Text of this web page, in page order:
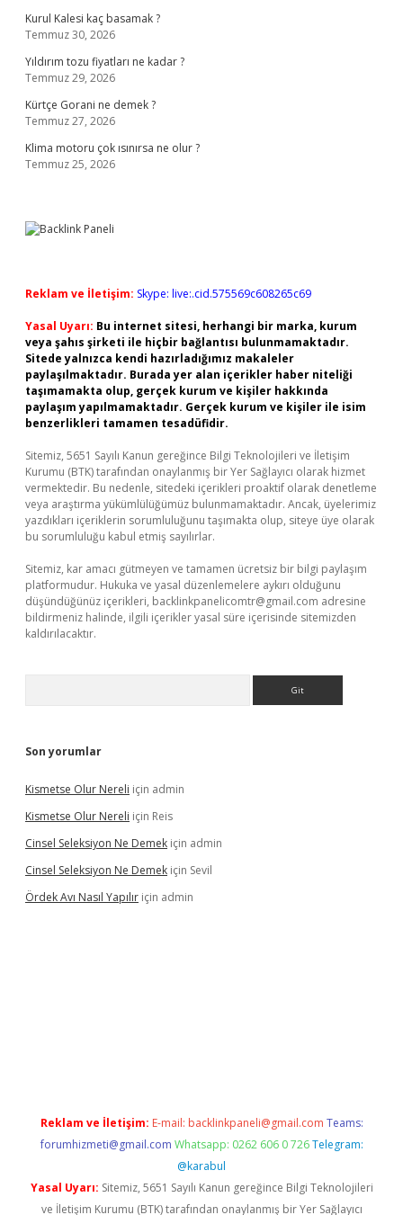
Kurul Kalesi kaç basamak ?
Temmuz 30, 2026
Yıldırım tozu fiyatları ne kadar ?
Temmuz 29, 2026
Kürtçe Gorani ne demek ?
Temmuz 27, 2026
Klima motoru çok ısınırsa ne olur ?
Temmuz 25, 2026
Reklam ve İletişim: Skype: live:.cid.575569c608265c69
Yasal Uyarı: Bu internet sitesi, herhangi bir marka, kurum
veya şahıs şirketi ile hiçbir bağlantısı bulunmamaktadır.
Sitede yalnızca kendi hazırladığımız makaleler
paylaşılmaktadır. Burada yer alan içerikler haber niteliği
taşımamakta olup, gerçek kurum ve kişiler hakkında
paylaşım yapılmamaktadır. Gerçek kurum ve kişiler ile isim
benzerlikleri tamamen tesadüfidir.
Sitemiz, 5651 Sayılı Kanun gereğince Bilgi Teknolojileri ve İletişim
Kurumu (BTK) tarafından onaylanmış bir Yer Sağlayıcı olarak hizmet
vermektedir. Bu nedenle, sitedeki içerikleri proaktif olarak denetleme
veya araştırma yükümlülüğümüz bulunmamaktadır. Ancak, üyelerimiz
yazdıkları içeriklerin sorumluluğunu taşımakta olup, siteye üye olarak
bu sorumluluğu kabul etmiş sayılırlar.
Sitemiz, kar amacı gütmeyen ve tamamen ücretsiz bir bilgi paylaşım
platformudur. Hukuka ve yasal düzenlemelere aykırı olduğunu
düşündüğünüz içerikleri, backlinkpanelicomtr@gmail.com adresine
bildirmeniz halinde, ilgili içerikler yasal süre içerisinde sitemizden
kaldırılacaktır.
Son yorumlar
Kismetse Olur Nereli için admin
Kismetse Olur Nereli için Reis
Cinsel Seleksiyon Ne Demek için admin
Cinsel Seleksiyon Ne Demek için Sevil
Ördek Avı Nasıl Yapılır için admin
Reklam ve İletişim: E-mail: backlinkpaneli@gmail.com Teams:
forumhizmeti@gmail.com Whatsapp: 0262 606 0 726 Telegram:
@karabul
Yasal Uyarı: Sitemiz, 5651 Sayılı Kanun gereğince Bilgi Teknolojileri
ve İletişim Kurumu (BTK) tarafından onaylanmış bir Yer Sağlayıcı